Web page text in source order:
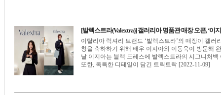
[발렉스트라(Valextra)] 갤러리아 명품관 매장 오픈, ‘이
이탈리아 럭셔리 브랜드 ‘발렉스트라’의 매장이 갤
칭을 축하하기 위해 배우 이지아와 이동욱이 방문해
날 이지아는 블랙 드레스에 발렉스트라의 시그니처
또한, 독특한 디테일이 담긴 트릭트락 [2022-11-09]